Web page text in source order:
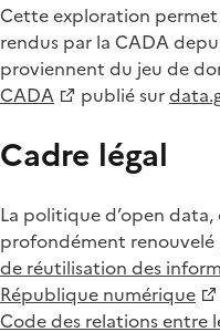
Cette exploration permet
rendus par la CADA
proviennent du jeu de
CADA
publié sur
Cadre légal
La politique d’open
profondément renouvelé
de réutilisation des
République numérique
Code des relations entre